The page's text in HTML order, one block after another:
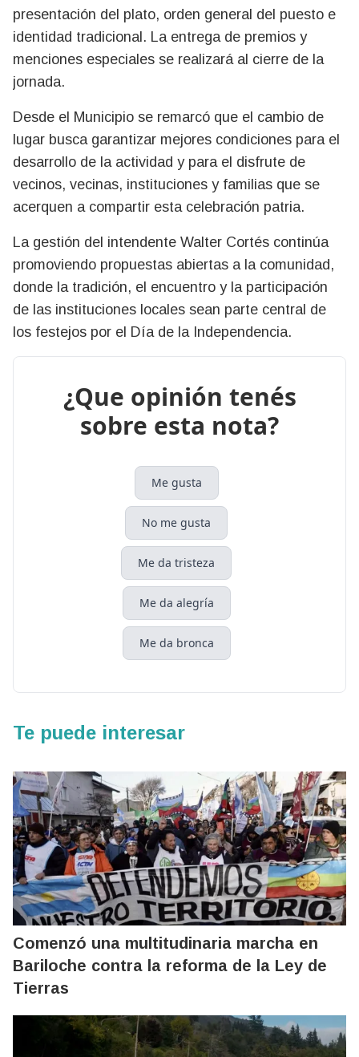
presentación del plato, orden general del puesto e
identidad tradicional. La entrega de premios y
menciones especiales se realizará al cierre de la
jornada.
Desde el Municipio se remarcó que el cambio de
lugar busca garantizar mejores condiciones para el
desarrollo de la actividad y para el disfrute de
vecinos, vecinas, instituciones y familias que se
acerquen a compartir esta celebración patria.
La gestión del intendente Walter Cortés continúa
promoviendo propuestas abiertas a la comunidad,
donde la tradición, el encuentro y la participación
de las instituciones locales sean parte central de
los festejos por el Día de la Independencia.
¿Que opinión tenés
sobre esta nota?
Me gusta
No me gusta
Me da tristeza
Me da alegría
Me da bronca
Te puede interesar
Comenzó una multitudinaria marcha en
Bariloche contra la reforma de la Ley de
Tierras